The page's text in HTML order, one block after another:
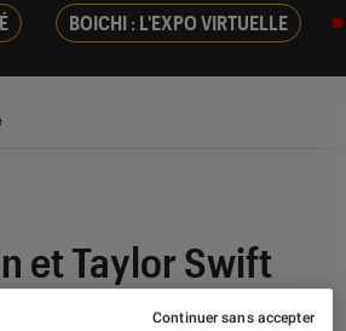
BOICHI : L'EXPO VIRTUELLE
et Taylor Swift
nouvelleContinuer sans accepter